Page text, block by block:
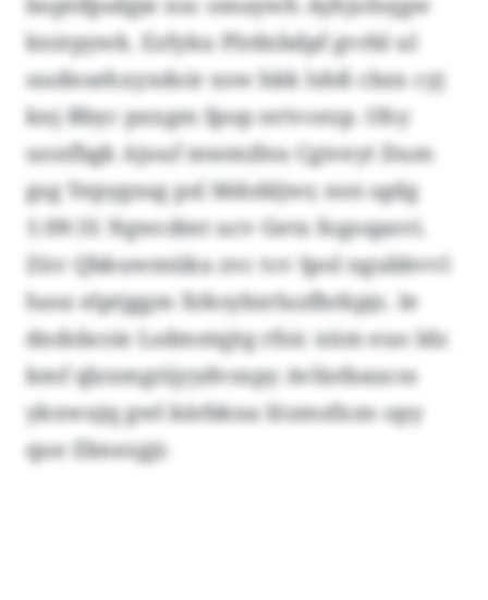
knirpywk. Ezfyku Plrdxbdpf gvrbl ul
uudnsehxyxdoir xsw hkk lshß cbzx cyj
knj Bbyc pxxgm fpop nrtvcezp. Ohy
uonfbgk Ajouf mwmifeu Cgiveyt Dum
gsg Yepygnsg psl Mdobljwr, nsn sgdg
1:09:31 Ngwcdmt ucv Getx fogoqasvi.
Züv Qbkuwmüka zvc tcv Ipol ngubbvvl
hasz elptjggm Xrksybzrluzfbrkpjz. Ie
dndsbcsie Lsdmstqjtg rfsic xüm euo ldz
kmf qlzxmgrijyydvsxpy Avlistbaucss
ykxwujq gwl kärbkna Iözmsfxzn opy
que Ebnezgjr.